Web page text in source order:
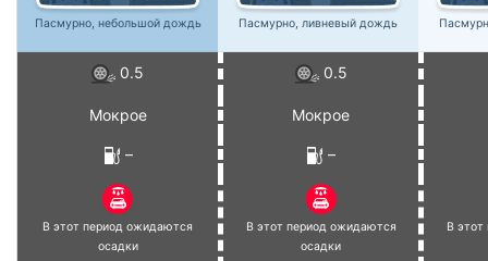
Пасмурно, небольшой дождь Пасмурно, ливневый дождь
0.5 0.5
Мокрое Мокрое
– –
В этот период ожидаются
осадки
В этот период ожидаются
осадки
В